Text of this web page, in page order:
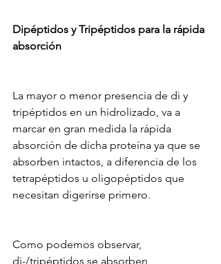
Dipéptidos y Tripéptidos para la rápida
absorción
La mayor o menor presencia de di y
tripéptidos en un hidrolizado, va a
marcar en gran medida la rápida
absorción de dicha proteína ya que se
absorben intactos, a diferencia de los
tetrapéptidos u oligopéptidos que
necesitan digerirse primero.
Como podemos observar,
di-/tripéptidos se absorben